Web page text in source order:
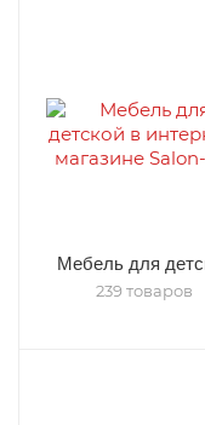
Мебель для
239 товаров